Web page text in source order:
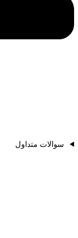
سوالات متداول